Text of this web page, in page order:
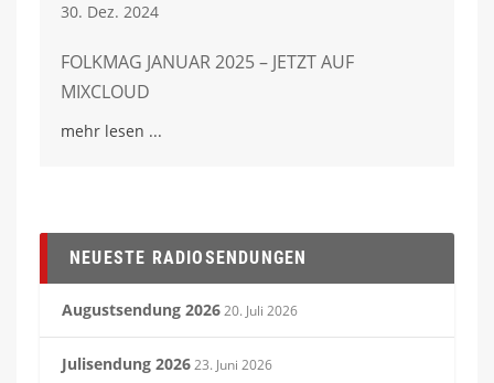
30. Dez. 2024
FOLKMAG JANUAR 2025 – JETZT AUF
MIXCLOUD
mehr lesen
NEUESTE RADIOSENDUNGEN
Augustsendung 202620. Juli 2026
Julisendung 202623. Juni 2026